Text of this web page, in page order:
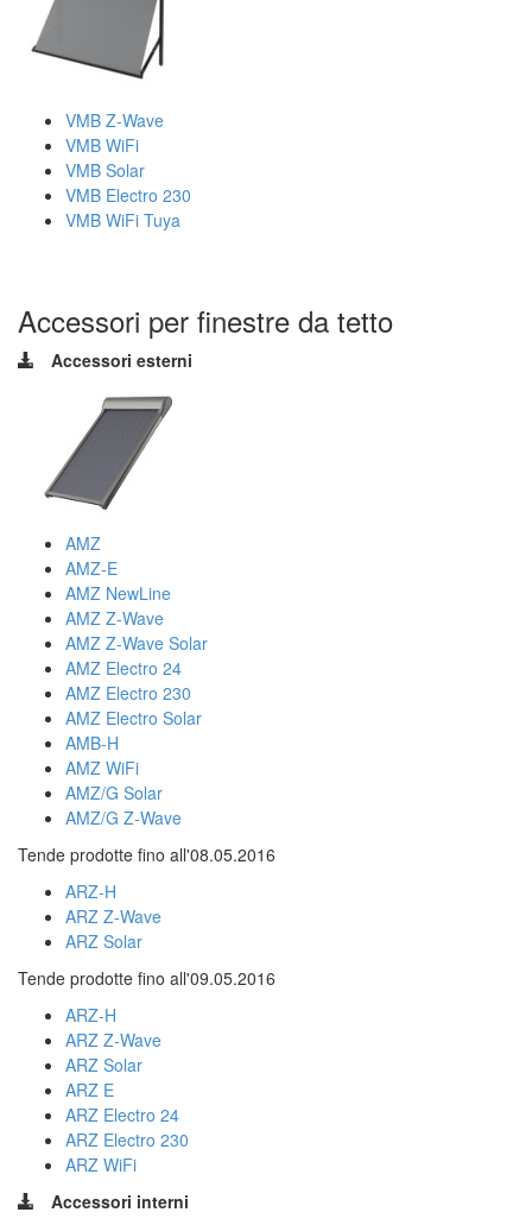
VMB Z-Wave
VMB WiFi
VMB Solar
VMB Electro 230
VMB WiFi Tuya
Accessori per finestre da tetto
Accessori esterni
AMZ
AMZ-E
AMZ NewLine
AMZ Z-Wave
AMZ Z-Wave Solar
AMZ Electro 24
AMZ Electro 230
AMZ Electro Solar
AMB-H
AMZ WiFi
AMZ/G Solar
AMZ/G Z-Wave
Tende prodotte fino all'08.05.2016
ARZ-H
ARZ Z-Wave
ARZ Solar
Tende prodotte fino all'09.05.2016
ARZ-H
ARZ Z-Wave
ARZ Solar
ARZ E
ARZ Electro 24
ARZ Electro 230
ARZ WiFi
Accessori interni